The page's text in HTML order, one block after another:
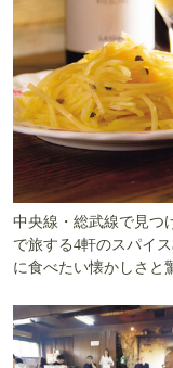
中央線・総武線で見つ
で旅する4軒のスパイ
に食べたい懐かしさと